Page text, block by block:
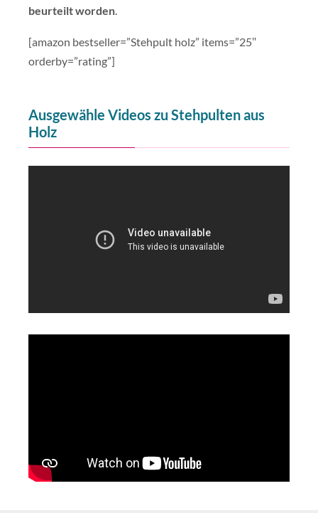
beurteilt worden
[amazon bestseller=”Stehpult holz” items=”25″
orderby=”rating”]
Ausgewähle Videos zu Stehpulten aus
Holz